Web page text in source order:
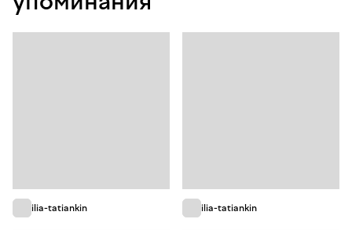
ilia-tatiankin ilia-tatiankin